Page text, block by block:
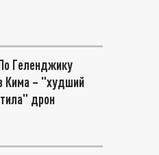
Геленджику
Кима – "худший
дрон